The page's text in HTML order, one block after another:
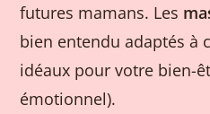
futures mamans. Les
bien entendu adaptés à
idéaux pour votre bien-
émotionnel).